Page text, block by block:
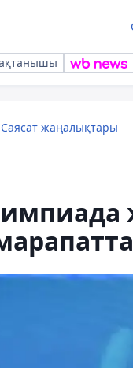
Саясат жаңалықтары